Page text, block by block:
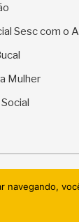
Sesc com o
Mulher
navegando,